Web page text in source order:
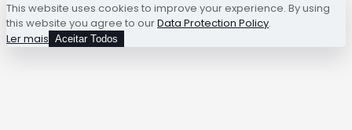
This website uses cookies to improve your experience. By using
this website you agree to ourData Protection Policy.
Ler mais Aceitar Todos